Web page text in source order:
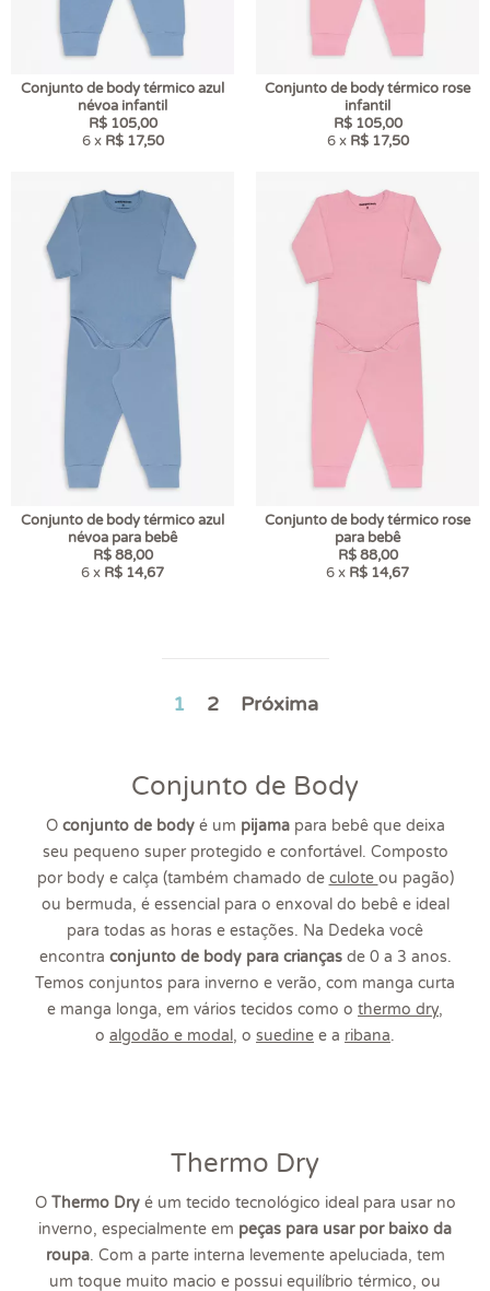
Conjunto de body térmico azul
névoa infantil
R$ 105,00
6 x R$ 17,50
Conjunto de body térmico rose
infantil
R$ 105,00
6 x R$ 17,50
Conjunto de body térmico azul
névoa para bebê
R$ 88,00
6 x R$ 14,67
Conjunto de body térmico rose
para bebê
R$ 88,00
6 x R$ 14,67
1 2 Próxima
Conjunto de Body
O conjunto de bodyé um pijama para bebê que deixa
seu pequeno super protegido e confortável. Composto
por body e calça (também chamado de culote ou pagão)
ou bermuda, é essencial para o enxoval do bebê e ideal
para todas as horas e estações. Na Dedeka você
encontra conjunto de body para criançasde 0 a 3 anos.
Temos conjuntos para inverno e verão, com manga curta
e manga longa, em vários tecidos como o thermo dry,
o algodão e moda , o suedine e a ribana.
Thermo Dry
O Thermo Dryé um tecido tecnológico ideal para usar no
inverno, especialmente em peças para usar por baixo da
roupa. Com a parte interna levemente apeluciada, tem
um toque muito macio e possui equilíbrio térmico, ou